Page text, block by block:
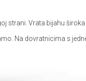
strani. Vrata bijahu
Na dovratnicima s